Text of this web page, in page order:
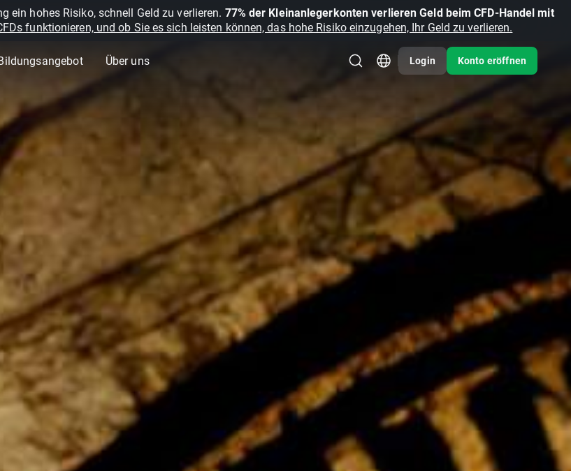
ein hohes Risiko, schnell Geld zu verlieren. 77% der Kleinanlegerkonten verlieren Geld beim CFD-Handel mit
funktionieren, und ob Sie es sich leisten können, das hohe Risiko einzugehen, Ihr Geld zu verlieren.
Über uns Login Konto eröffnen